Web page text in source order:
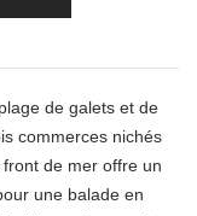
de galets et de
commerces nichés
de mer offre un
une balade en